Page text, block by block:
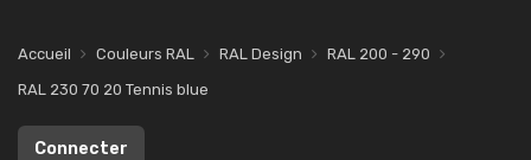
Accueil Couleurs RAL RAL Design
RAL 200 - 290
RAL 230 70 20 Tennis blue
Connecter